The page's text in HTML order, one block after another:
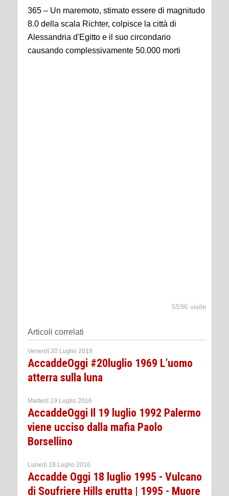
365 – Un maremoto, stimato essere di magnitudo
8.0 della scala Richter, colpisce la città di
Alessandria d'Egitto e il suo circondario
causando complessivamente 50.000 morti
5596 visite
Articoli correlati
Venerdì 20 Luglio 2018
AccaddeOggi #20luglio 1969 L’uomo
atterra sulla luna
Martedì 19 Luglio 2016
AccaddeOggi Il 19 luglio 1992 Palermo
viene ucciso dalla mafia Paolo
Borsellino
Lunedì 18 Luglio 2016
Accadde Oggi 18 luglio 1995 - Vulcano
di Soufriere Hills erutta | 1995 - Muore